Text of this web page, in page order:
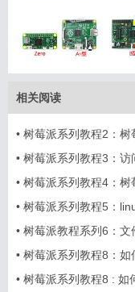
相关阅读
• 树莓派系列教程2：树
• 树莓派系列教程3：访
• 树莓派系列教程4：
• 树莓派系列教程5：
• 树莓派教程系列6：文
• 树莓派系列教程8：如
• 树莓派系列教程8 : 如